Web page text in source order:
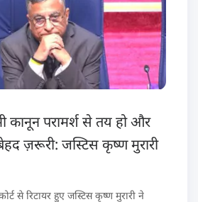
कानून परामर्श से तय हो और
बेहद ज़रूरी: जस्टिस कृष्ण मुरारी
से रिटायर हुए जस्टिस कृष्ण मुरारी ने